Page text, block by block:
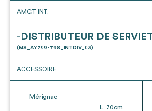
AMGT INT.
-DISTRIBUTEUR DE
(MS_AY799-798_INTDIV_03)
ACCESSOIRE
Mérignac
L 30cm